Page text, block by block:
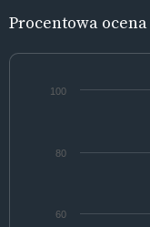
Procentowa ocena
60
80
100